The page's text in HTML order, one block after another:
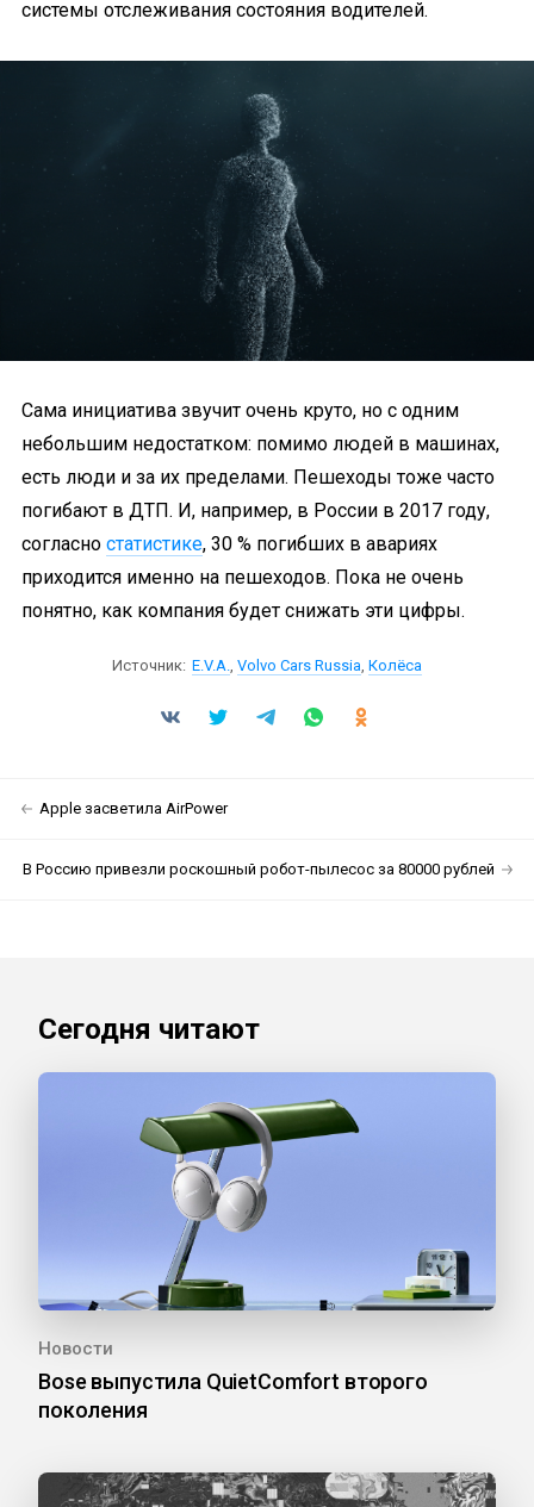
системы отслеживания состояния водителей.
Сама инициатива звучит очень круто, но с одним
небольшим недостатком: помимо людей в машинах,
есть люди и за их пределами. Пешеходы тоже часто
погибают в ДТП. И, например, в России в 2017 году,
согласно статистике, 30 % погибших в авариях
приходится именно на пешеходов. Пока не очень
понятно, как компания будет снижать эти цифры.
Источник: E.V.A., Volvo Cars Russia, Колёса
Apple засветила AirPower
В Россию привезли роскошный робот-пылесос за 80000 рублей
Сегодня читают
Новости
Bose выпустила QuietComfort второго
поколения